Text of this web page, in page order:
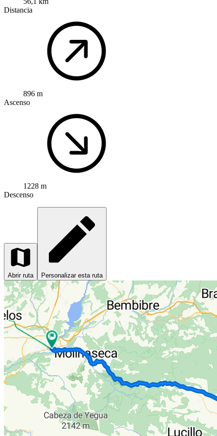
Distancia
896 m
Ascenso
1228 m
Descenso
Abrir ruta Personalizar esta ruta